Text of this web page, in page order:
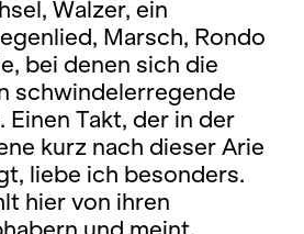
Walzer, ein
Marsch, Rondo
bei denen sich die
schwindelerregende
Einen Takt, der in der
kurz nach dieser Arie
liebe ich besonders.
hier von ihren